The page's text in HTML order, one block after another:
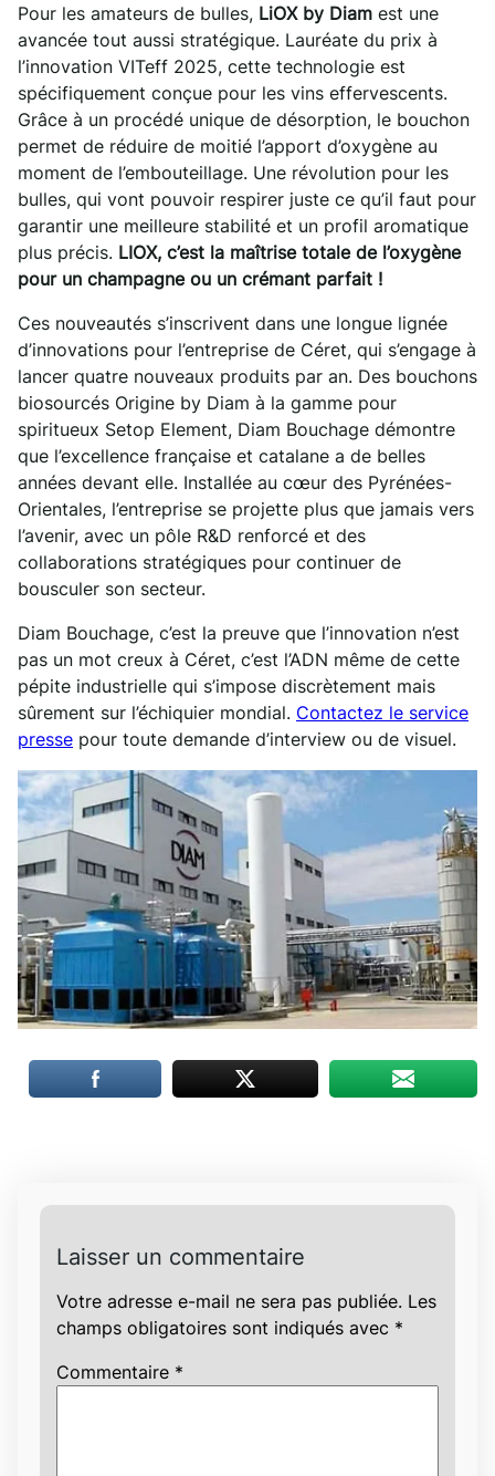
Pour les amateurs de bulles, LiOX by Diam est une
avancée tout aussi stratégique. Lauréate du prix à
l’innovation VITeff 2025, cette technologie est
spécifiquement conçue pour les vins effervescents.
Grâce à un procédé unique de désorption, le bouchon
permet de réduire de moitié l’apport d’oxygène au
moment de l’embouteillage. Une révolution pour les
bulles, qui vont pouvoir respirer juste ce qu’il faut pour
garantir une meilleure stabilité et un profil aromatique
plus précis. LIOX, c’est la maîtrise totale de l’oxygène
pour un champagne ou un crémant parfait !
Ces nouveautés s’inscrivent dans une longue lignée
d’innovations pour l’entreprise de Céret, qui s’engage à
lancer quatre nouveaux produits par an. Des bouchons
biosourcés Origine by Diam à la gamme pour
spiritueux Setop Element, Diam Bouchage démontre
que l’excellence française et catalane a de belles
années devant elle. Installée au cœur des Pyrénées-
Orientales, l’entreprise se projette plus que jamais vers
l’avenir, avec un pôle R&D renforcé et des
collaborations stratégiques pour continuer de
bousculer son secteur.
Diam Bouchage, c’est la preuve que l’innovation n’est
pas un mot creux à Céret, c’est l’ADN même de cette
pépite industrielle qui s’impose discrètement mais
sûrement sur l’échiquier mondial. Contactez le service
presse pour toute demande d’interview ou de visuel.
Laisser un commentaire
Votre adresse e-mail ne sera pas publiée. Les
champs obligatoires sont indiqués avec *
Commentaire *